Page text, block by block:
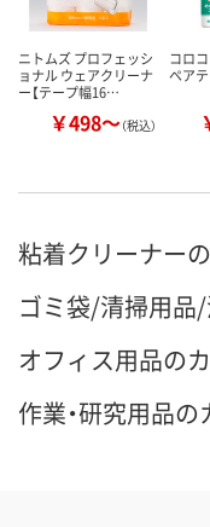
ニトムズ プロフェッシ
ョナル ウェアクリーナ
ー【テープ幅16…
￥498～（税込）
コロ
ペア
粘着クリーナー
ゴミ袋/清掃用品
オフィス用品の
作業・研究用品